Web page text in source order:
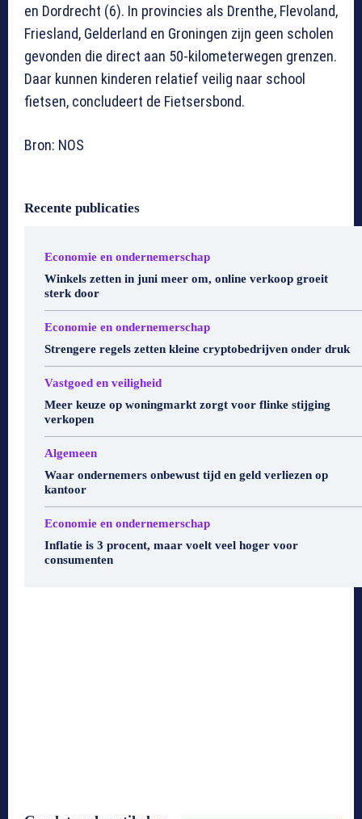
en Dordrecht (6). In provincies als Drenthe, Flevoland,
Friesland, Gelderland en Groningen zijn geen scholen
gevonden die direct aan 50-kilometerwegen grenzen.
Daar kunnen kinderen relatief veilig naar school
fietsen, concludeert de Fietsersbond.
Bron: NOS
Recente publicaties
Economie en ondernemerschap
Winkels zetten in juni meer om, online verkoop groeit
sterk door
Economie en ondernemerschap
Strengere regels zetten kleine cryptobedrijven onder druk
Vastgoed en veiligheid
Meer keuze op woningmarkt zorgt voor flinke stijging
verkopen
Algemeen
Waar ondernemers onbewust tijd en geld verliezen op
kantoor
Economie en ondernemerschap
Inflatie is 3 procent, maar voelt veel hoger voor
consumenten